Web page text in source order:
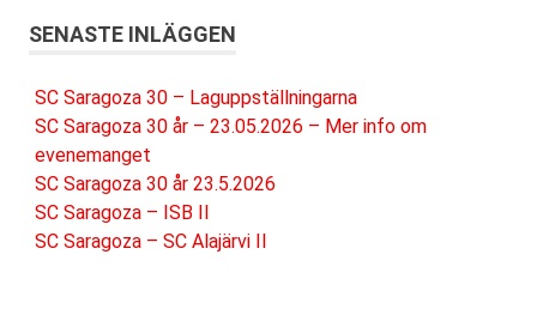
SENASTE INLÄGGEN
SC Saragoza 30 – Laguppställningarna
SC Saragoza 30 år – 23.05.2026 – Mer info om
evenemanget
SC Saragoza 30 år 23.5.2026
SC Saragoza – ISB II
SC Saragoza – SC Alajärvi II